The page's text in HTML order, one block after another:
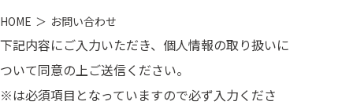
HOME お問い合わせ
下記内容にご入力いただき、個人情報の取り扱いに
ついて同意の上ご送信ください。
※は必須項目となっていますので必ず入力くださ